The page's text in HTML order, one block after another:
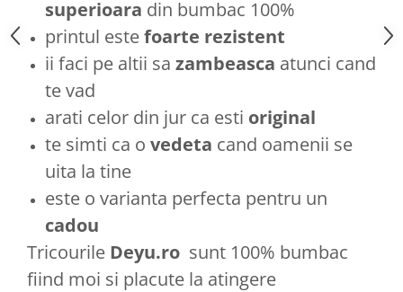
superioara din bumbac 100%
printul estefoarte rezistent
ii faci pe altii sa zambeasca atunci cand
te vad
arati celor din jur ca esti original
te simti ca o vedeta cand oamenii se
uita la tine
este o varianta perfecta pentru un
cadou
Tricourile Deyu.ro sunt 100% bumbac
fiind moi si placute la atingere